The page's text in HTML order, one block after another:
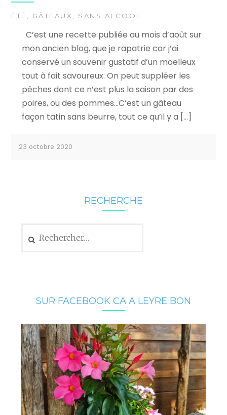
ÉTÉ GÂTEAUX SANS ALCOOL
C’est une recette publiée au mois d’août sur
mon ancien blog, que je rapatrie car j’ai
conservé un souvenir gustatif d’un moelleux
tout à fait savoureux. On peut suppléer les
pêches dont ce n’est plus la saison par des
poires, ou des pommes…C’est un gâteau
façon tatin sans beurre, tout ce qu’il y a […]
23 octobre 2020
RECHERCHE
SUR FACEBOOK CA A LEYRE BON